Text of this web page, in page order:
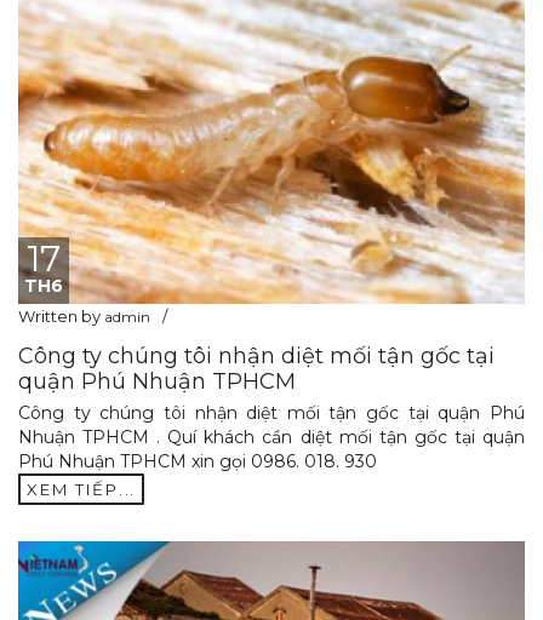
17
TH6
Written by admin
Công ty chúng tôi nhận diệt mối tận gốc tại
quận Phú Nhuận TPHCM
Công ty chúng tôi nhận diệt mối tận gốc tại quận Phú
Nhuận TPHCM . Quí khách cần diệt mối tận gốc tại quận
Phú Nhuận TPHCM xin gọi 0986. 018. 930
XEM TIẾP...